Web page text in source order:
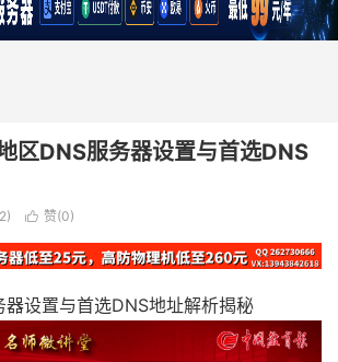
区DNS服务器设置与首选DNS
 赞(0)
设置与首选DNS地址解析揭秘